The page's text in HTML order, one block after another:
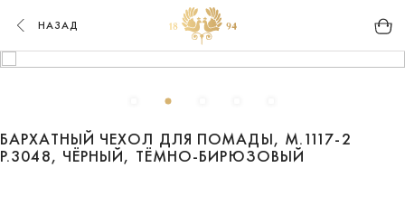
НАЗАД
БАРХАТНЫЙ ЧЕХОЛ ДЛЯ ПОМАДЫ, М.1117-2
Р.3048, ЧЁРНЫЙ, ТЁМНО-БИРЮЗОВЫЙ